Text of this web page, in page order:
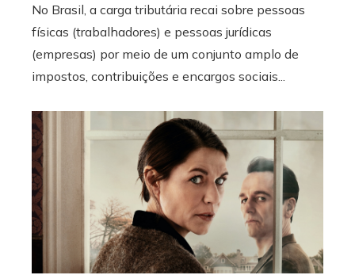
No Brasil, a carga tributária recai sobre pessoas
físicas (trabalhadores) e pessoas jurídicas
(empresas) por meio de um conjunto amplo de
impostos, contribuições e encargos sociais...